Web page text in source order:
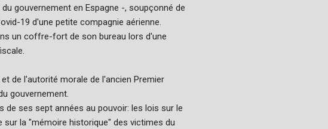
gouvernement en Espagne -, soupçonné de
19 d'une petite compagnie aérienne.
un coffre-fort de son bureau lors d'une
de l'autorité morale de l'ancien Premier
gouvernement.
ses sept années au pouvoir: les lois sur le
la "mémoire historique" des victimes du